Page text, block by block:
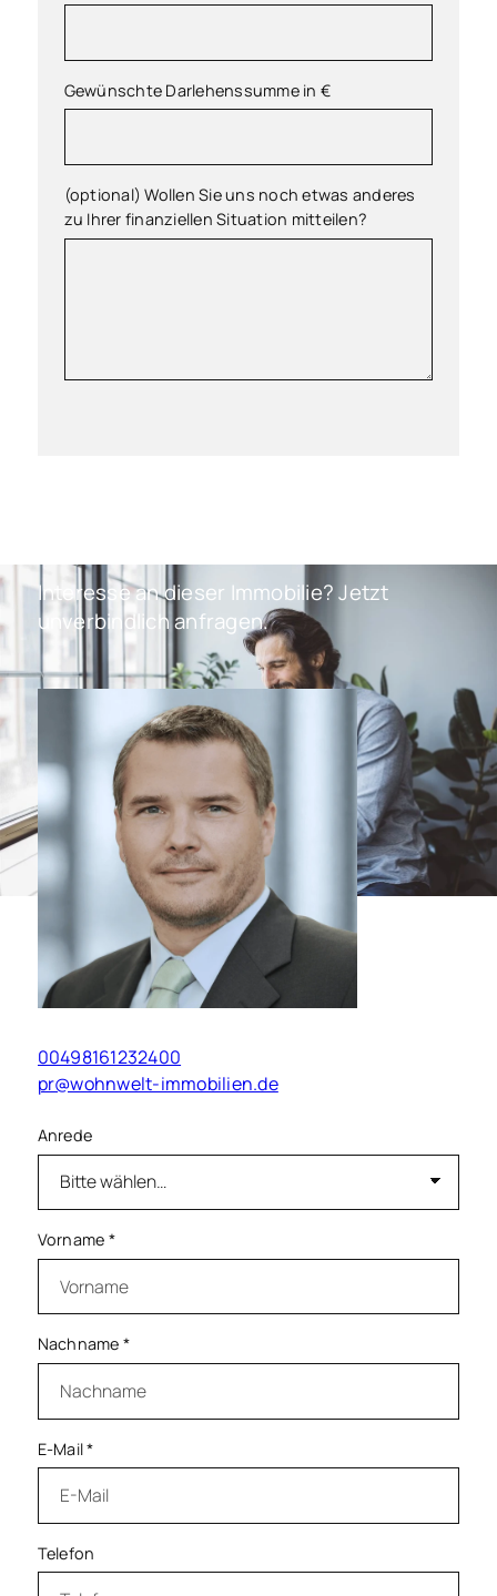
Gewünschte Darlehenssumme in €
(optional) Wollen Sie uns noch etwas anderes
zu Ihrer finanziellen Situation mitteilen?
Interesse an dieser Immobilie? Jetzt
unverbindlich anfragen.
00498161232400
pr@wohnwelt-immobilien.de
Anrede
Vorname *
Nachname *
E-Mail*
Telefon